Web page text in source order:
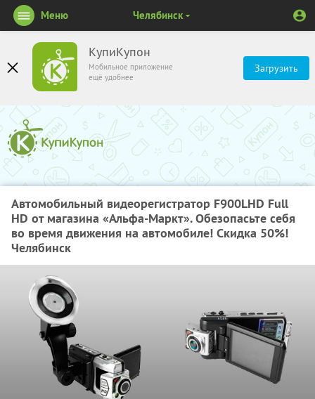
КупиКупон
Мобильное приложение
ещё удобнее
Загрузить
Меню Челябинск
Автомобильный видеорегистратор F900LHD Full
HD от магазина «Альфа-Маркт». Обезопасьте себя
во время движения на автомобиле! Скидка 50%!
Челябинск